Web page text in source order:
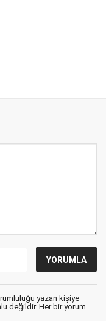
yazan kişiye
değildir. Her bir yorum